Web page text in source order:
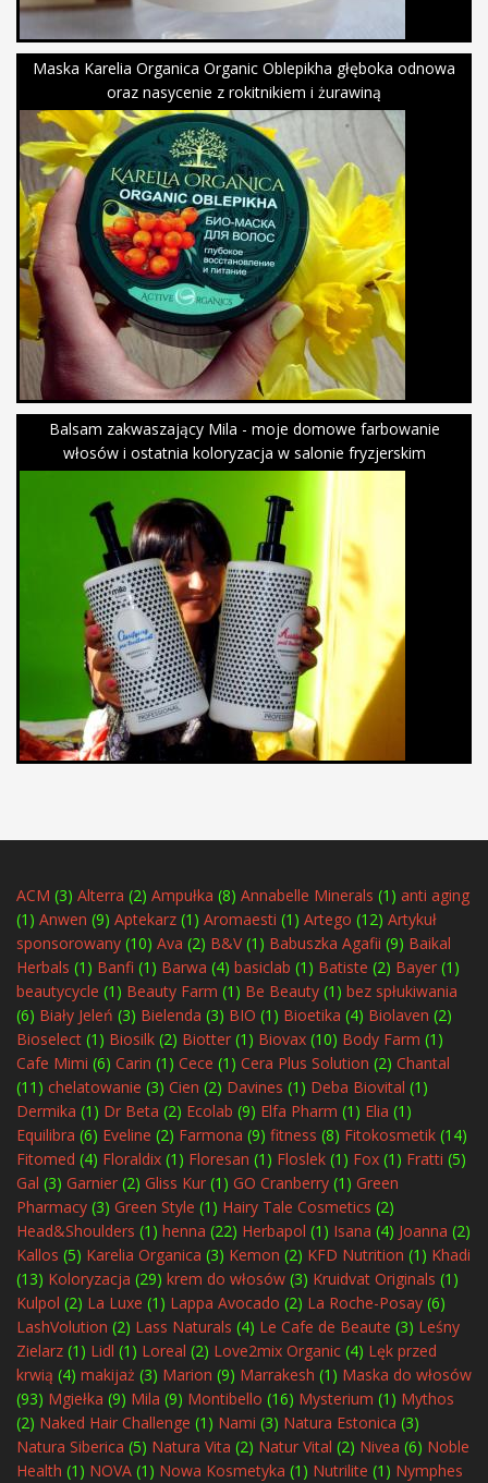
Maska Karelia Organica Organic Oblepikha głęboka odnowa
oraz nasycenie z rokitnikiem i żurawiną
Balsam zakwaszający Mila - moje domowe farbowanie
włosów i ostatnia koloryzacja w salonie fryzjerskim
ACM (3) Alterra (2) Ampułka (8) Annabelle Minerals (1) anti aging
(1) Anwen (9) Aptekarz (1) Aromaesti (1) Artego (12) Artykuł
sponsorowany (10) Ava (2) B&V(1) Babuszka Agafii (9) Baikal
Herbals (1) Banfi (1) Barwa (4) basiclab (1) Batiste (2) Bayer (1)
beautycycle (1) Beauty Farm (1) Be Beauty (1) bez spłukiwania
(6) Biały Jeleń (3) Bielenda (3) BIO (1) Bioetika (4) Biolaven (2)
Bioselect (1) Biosilk (2) Biotter (1) Biovax (10) Body Farm (1)
Cafe Mimi (6) Carin (1) Cece (1) Cera Plus Solution (2) Chantal
(11) chelatowanie (3) Cien (2) Davines (1) Deba Biovital (1)
Dermika (1) Dr Beta (2) Ecolab (9) Elfa Pharm (1) Elia (1)
Equilibra (6) Eveline (2) Farmona (9) fitness (8) Fitokosmetik (14)
Fitomed (4) Floraldix (1) Floresan (1) Floslek (1) Fox (1) Fratti (5)
Gal (3) Garnier (2) Gliss Kur (1) GO Cranberry (1) Green
Pharmacy (3) Green Style (1) Hairy Tale Cosmetics (2)
Head&Shoulders (1) henna (22) Herbapol (1) Isana (4) Joanna (2)
Kallos (5) Karelia Organica (3) Kemon (2) KFD Nutrition (1) Khadi
(13) Koloryzacja (29) krem do włosów (3) Kruidvat Originals (1)
Kulpol (2) La Luxe (1) Lappa Avocado (2) La Roche-Posay (6)
LashVolution (2) Lass Naturals (4) Le Cafe de Beaute (3) Leśny
Zielarz (1) Lidl (1) Loreal (2) Love2mix Organic (4) Lęk przed
krwią (4) makijaż (3) Marion (9) Marrakesh (1) Maska do włosów
(93) Mgiełka (9) Mila (9) Montibello (16) Mysterium (1) Mythos
(2) Naked Hair Challenge (1) Nami (3) Natura Estonica (3)
Natura Siberica (5) Natura Vita (2) Natur Vital (2) Nivea (6) Noble
Health (1) NOVA (1) Nowa Kosmetyka (1) Nutrilite (1) Nymphes